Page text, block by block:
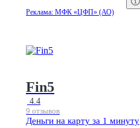
Реклама: МФК «ЦФП» (АО)
Fin5
4.4
9 отзывов
Деньги на карту за 1 минуту